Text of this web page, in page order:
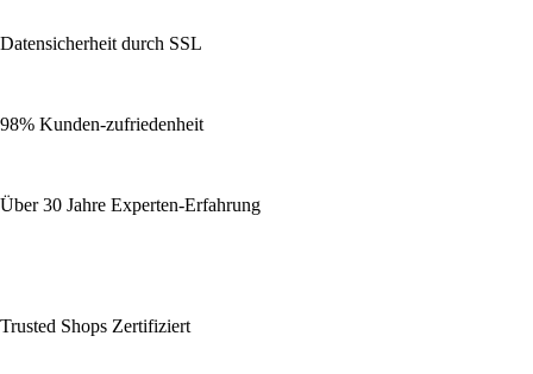
Datensicherheit durch SSL
98% Kunden-zufriedenheit
Über 30 Jahre Experten-Erfahrung
Trusted Shops Zertifiziert